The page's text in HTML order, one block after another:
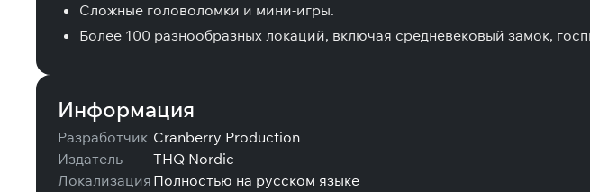
Сложные головоломки и мини-игры.
Более 100 разнообразных локаций, включая средневековый замок,
Информация
Разработчик Cranberry Production
Издатель
THQ Nordic
Локализация Полностью на русском языке